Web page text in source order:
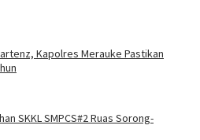
Kapolres Merauke Pastikan
SKKL SMPCS#2 Ruas Sorong-